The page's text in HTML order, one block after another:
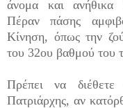
άνομα και ανήθικα
Πέραν πάσης
Κίνηση, όπως την
του 32ου βαθμού του
Πρέπει να διέθετε
Πατριάρχης, αν